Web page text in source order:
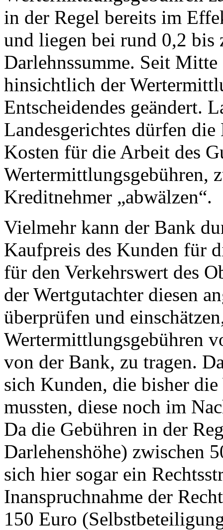
in der Regel bereits im
und liegen bei rund 0,2 bis
Darlehnssumme. Seit
hinsichtlich der
Entscheidendes geändert.
Landesgerichtes dürfen die
Kosten für die Arbeit des
Wertermittlungsgebühren,
Kreditnehmer „abwälzen“.
Vielmehr kann der Bank
Kaufpreis des Kunden für
für den Verkehrswert des
der Wertgutachter diesen
überprüfen und
Wertermittlungsgebühren
von der Bank, zu tragen.
sich Kunden, die bisher
mussten, diese noch im
Da die Gebühren in der
Darlehenshöhe) zwischen
sich hier sogar ein
Inanspruchnahme der
150 Euro